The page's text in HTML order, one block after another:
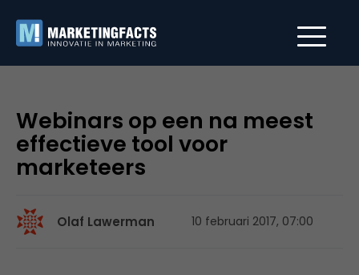
Webinars op een na meest
effectieve tool voor
marketeers
Olaf Lawerman 10 februari 2017, 07:00